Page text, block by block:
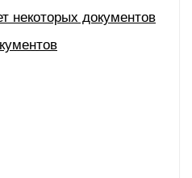
некоторых документов